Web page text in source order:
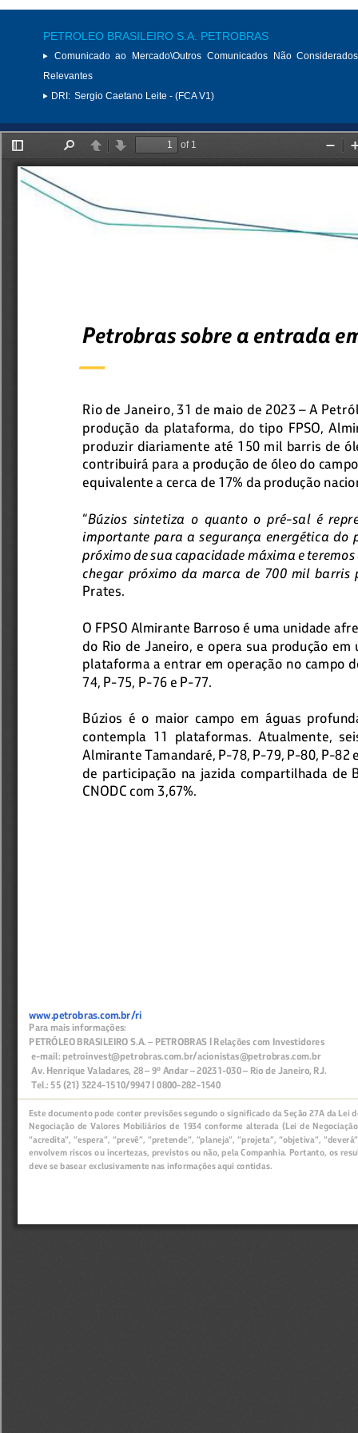
PETROLEO BRASILEIRO S.A. PETROBRAS
Comunicado ao Mercado\Outros Comunicados Não
Relevantes
DRI: Sergio Caetano Leite - (FCA V1)